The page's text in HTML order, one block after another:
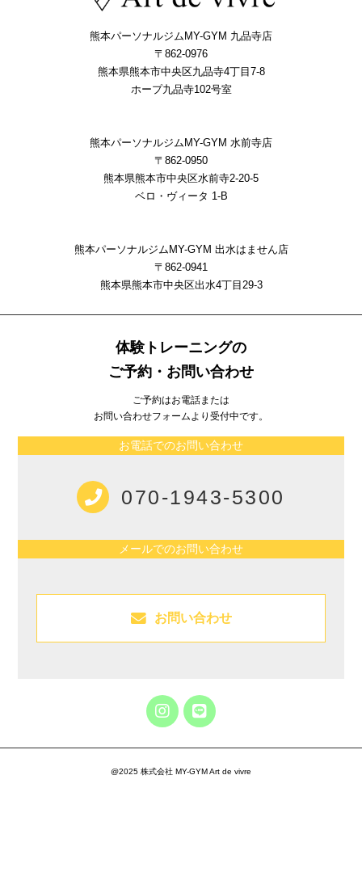
熊本パーソナルジムMY-GYM 九品寺店
〒862-0976
熊本県熊本市中央区九品寺4丁目7-8
ホープ九品寺102号室
熊本パーソナルジムMY-GYM 水前寺店
〒862-0950
熊本県熊本市中央区水前寺2-20-5
ベロ・ヴィータ 1-B
熊本パーソナルジムMY-GYM 出水はません店
〒862-0941
熊本県熊本市中央区出⽔4丁⽬29-3
体験トレーニングの
ご予約・お問い合わせ
ご予約はお電話または
お問い合わせフォームより受付中です。
お電話でのお問い合わせ
070-1943-5300
メールでのお問い合わせ
お問い合わせ
@2025 株式会社 MY-GYM Art de vivre